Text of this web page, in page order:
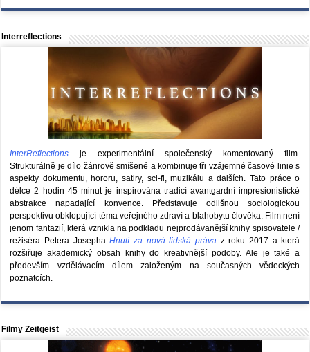
Interreflections
InterReflections je experimentální společenský komentovaný film.
Strukturálně je dílo žánrově smíšené a kombinuje tři vzájemné časové linie s
aspekty dokumentu, hororu, satiry, sci-fi, muzikálu a dalších. Tato práce o
délce 2 hodin 45 minut je inspirována tradicí avantgardní impresionistické
abstrakce napadající konvence. Představuje odlišnou sociologickou
perspektivu obklopující téma veřejného zdraví a blahobytu člověka. Film není
jenom fantazií, která vznikla na podkladu nejprodávanější knihy spisovatele /
režiséra Petera JosephaHnutí za nová lidská právaz roku 2017 a která
rozšiřuje akademický obsah knihy do kreativnější podoby. Ale je také a
především vzdělávacím dílem založeným na současných vědeckých
poznatcích.
Filmy Zeitgeist